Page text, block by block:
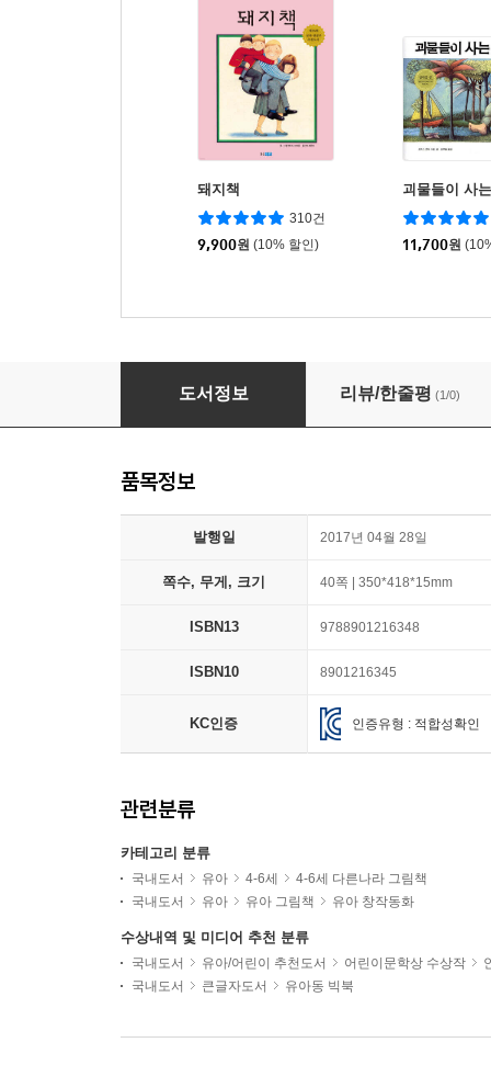
돼지책
310건
9,900원 (10% 할인)
괴물들이 사
11,700원
돼지책 (빅북)
도서정보 리뷰/한줄평 (1/0)
품목정보
발행일 2017년 04월 28일
쪽수, 무게, 크기 40쪽 | 350*418*15mm
ISBN13 9788901216348
ISBN10 8901216345
KC인증 인증유형 : 적합성확인
관련분류
카테고리 분류
국내도서 유아 4-6세
4-6세 다른나라 그림책
국내도서
유아 유아 그림책 유아 창작동화
수상내역 및 미디어 추천 분류
국내도서 유아/어린이 추천도서 어린이문학상 수상작
국내도서
큰글자도서 유아동 빅북